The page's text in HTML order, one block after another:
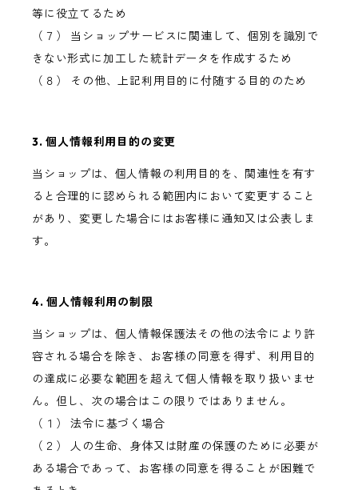
等に役立てるため
（７） 当ショップサービスに関連して、個別を識別で
きない形式に加工した統計データを作成するため
（８） その他、上記利用目的に付随する目的のため
3. 個人情報利用目的の変更
当ショップは、個人情報の利用目的を、関連性を有す
ると合理的に認められる範囲内において変更すること
があり、変更した場合にはお客様に通知又は公表しま
す。
4. 個人情報利用の制限
当ショップは、個人情報保護法その他の法令により許
容される場合を除き、お客様の同意を得ず、利用目的
の達成に必要な範囲を超えて個人情報を取り扱いませ
ん。但し、次の場合はこの限りではありません。
（１） 法令に基づく場合
（２） 人の生命、身体又は財産の保護のために必要が
ある場合であって、お客様の同意を得ることが困難で